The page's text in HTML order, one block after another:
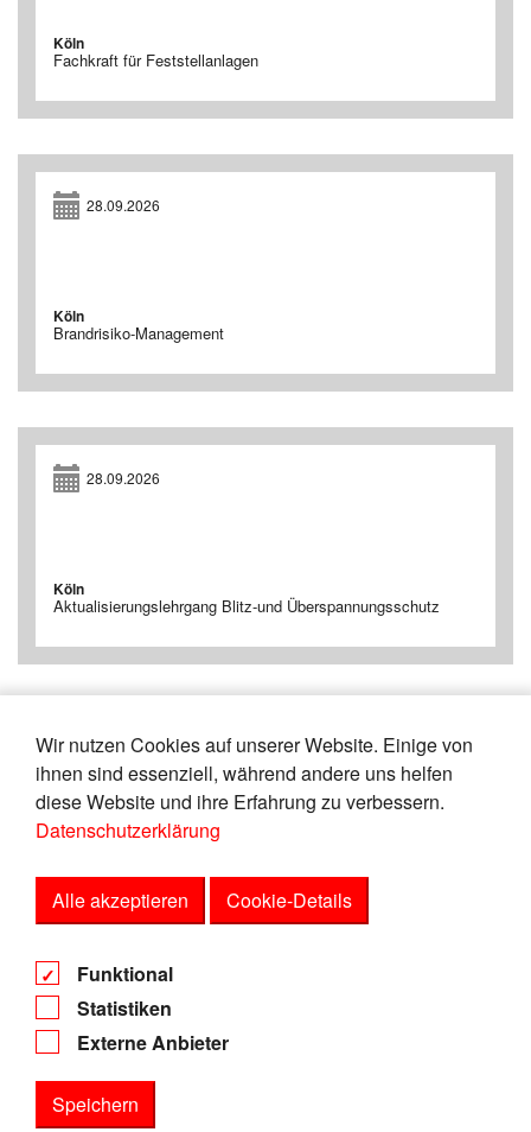
Wir nutzen Cookies auf unserer Website. Einige von
ihnen sind essenziell, während andere uns helfen
diese Website und ihre Erfahrung zu verbessern.
Datenschutzerklärung
Alle akzeptieren Cookie-Details
Funktional
Statistiken
Externe Anbieter
Speichern
Köln
Fachkraft für Feststellanlagen
28.09.2026
Köln
Brandrisiko-Management
28.09.2026
Köln
Aktualisierungslehrgang Blitz-und Überspannungsschutz
« 4 5 6 7 8 9 10 11
12
13
»
Impressum